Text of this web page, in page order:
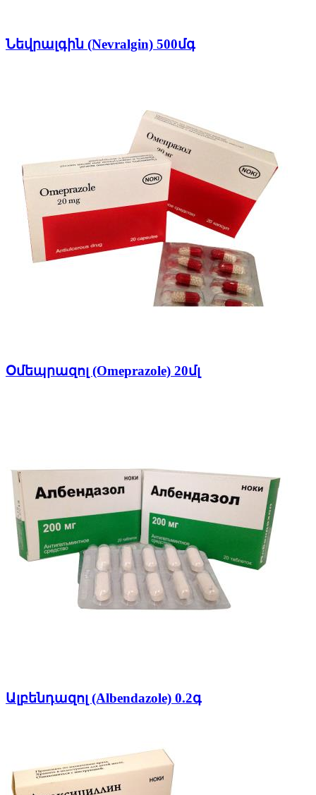
Նեվրալգին (Nevralgin) 500մգ
Օմեպրազոլ (Omeprazole) 20մլ
Ալբենդազոլ (Albendazole) 0.2գ